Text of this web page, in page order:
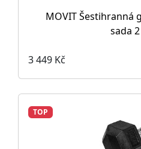
MOVIT Šestihranná
sada
3 449 Kč
TOP